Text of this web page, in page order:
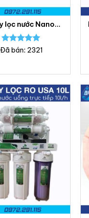
lọc nước Nano
Ecotar 4 – Bách
Khoa
Được xếp
Đã bán: 2321